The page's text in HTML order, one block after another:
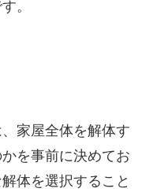
。
家屋全体を解体す
を事前に決めてお
体を選択すること